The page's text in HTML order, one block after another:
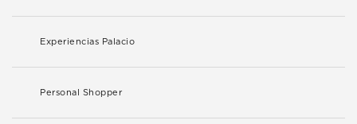
Experiencias Palacio
Personal Shopper